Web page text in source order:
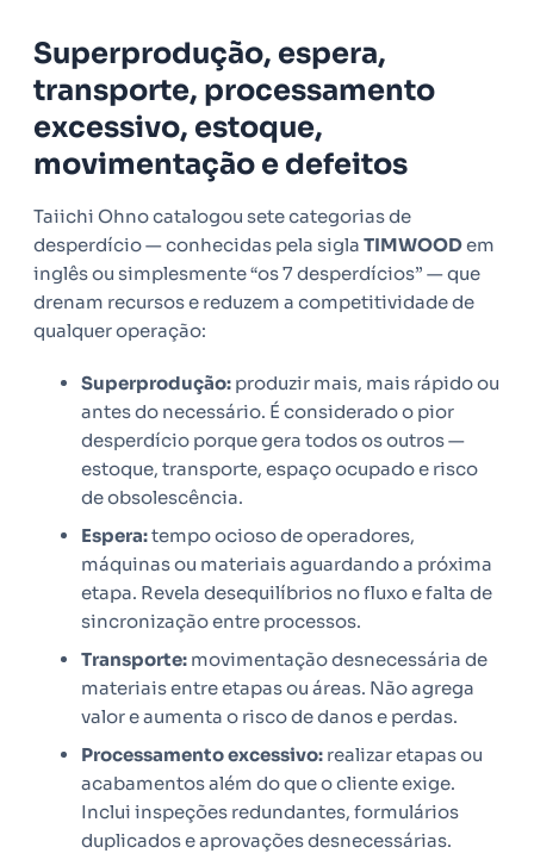
Superprodução, espera,
transporte, processamento
excessivo, estoque,
movimentação e defeitos
Taiichi Ohno catalogou sete categorias de
desperdício — conhecidas pela sigla TIMWOODem
inglês ou simplesmente “os 7 desperdícios” — que
drenam recursos e reduzem a competitividade de
qualquer operação:
Superprodução: produzir mais, mais rápido ou
antes do necessário. É considerado o pior
desperdício porque gera todos os outros —
estoque, transporte, espaço ocupado e risco
de obsolescência.
Espera:tempo ocioso de operadores,
máquinas ou materiais aguardando a próxima
etapa. Revela desequilíbrios no fluxo e falta de
sincronização entre processos.
Transporte: movimentação desnecessária de
materiais entre etapas ou áreas. Não agrega
valor e aumenta o risco de danos e perdas.
Processamento excessivo: realizar etapas ou
acabamentos além do que o cliente exige.
Inclui inspeções redundantes, formulários
duplicados e aprovações desnecessárias.